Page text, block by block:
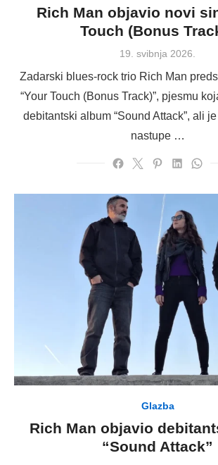
Rich Man objavio novi
Touch (Bonus
Posted
19. svibnja 2026.
Zadarski blues-rock trio Rich Man
“Your Touch (Bonus Track)”, pjesmu
debitantski album “Sound Attack”, ali
nastupe …
Glazba
Rich Man objavio
“Sound Attack”